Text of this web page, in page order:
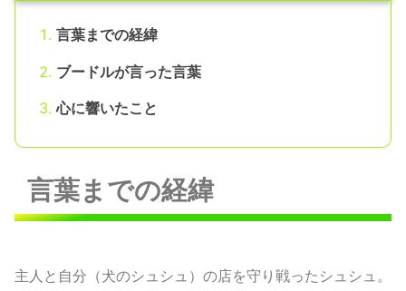
言葉までの経緯
ブードルが言った言葉
心に響いたこと
言葉までの経緯
主人と自分（犬のシュシュ）の店を守り戦ったシュシュ。